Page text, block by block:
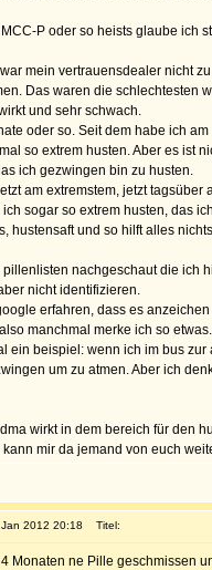
P oder so heists glaube ich
mein vertrauensdealer nicht
Das waren die schlechtesten
und sehr schwach.
oder so. Seit dem habe ich
so extrem husten. Aber es ist
ich gezwingen bin zu husten.
am extremstem, jetzt tagsüber
ich sogar so extrem husten, das
hustensaft und so hilft alles
nachgeschaut die ich
nicht identifizieren.
erfahren, dass es
manchmal merke ich so
ein beispiel: wenn ich im bus
um zu atmen. Aber ich
wirkt in dem bereich für den
mir da jemand von euch
2012 20:18 Titel:
Monaten ne Pille geschmissen